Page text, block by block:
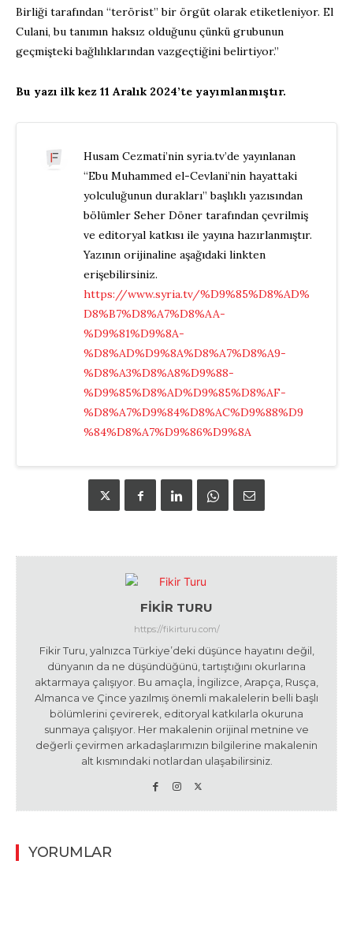
Birliği tarafından “terörist” bir örgüt olarak etiketleniyor. El
Culani, bu tanımın haksız olduğunu çünkü grubunun
geçmişteki bağlılıklarından vazgeçtiğini belirtiyor.”
Bu yazı ilk kez 11 Aralık 2024’te yayımlanmıştır.
Husam Cezmati’nin syria.tv’de yayınlanan
“Ebu Muhammed el-Cevlani’nin hayattaki
yolculuğunun durakları” başlıklı yazısından
bölümler Seher Döner tarafından çevrilmiş
ve editoryal katkısı ile yayına hazırlanmıştır.
Yazının orijinaline aşağıdaki linkten
erişebilirsiniz.
https://www.syria.tv/%D9%85%D8%AD%
D8%B7%D8%A7%D8%AA-
%D9%81%D9%8A-
%D8%AD%D9%8A%D8%A7%D8%A9-
%D8%A3%D8%A8%D9%88-
%D9%85%D8%AD%D9%85%D8%AF-
%D8%A7%D9%84%D8%AC%D9%88%D9
%84%D8%A7%D9%86%D9%8A
FIKIR TURU
https://fikirturu.com/
Fikir Turu, yalnızca Türkiye’deki düşünce hayatını değil,
dünyanın da ne düşündüğünü, tartıştığını okurlarına
aktarmaya çalışıyor. Bu amaçla, İngilizce, Arapça, Rusça,
Almanca ve Çince yazılmış önemli makalelerin belli başlı
bölümlerini çevirerek, editoryal katkılarla okuruna
sunmaya çalışıyor. Her makalenin orijinal metnine ve
değerli çevirmen arkadaşlarımızın bilgilerine makalenin
alt kısmındaki notlardan ulaşabilirsiniz.
YORUMLAR